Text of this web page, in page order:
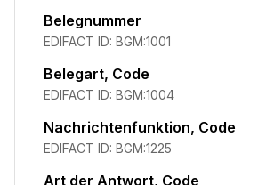
Belegnummer
EDIFACT ID: BGM:1001
Belegart, Code
EDIFACT ID: BGM:1004
Nachrichtenfunktion, Code
EDIFACT ID: BGM:1225
Art der Antwort, Code